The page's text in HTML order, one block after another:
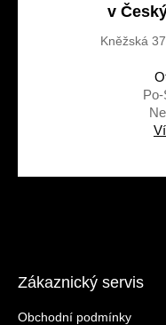
v
Kněžská
Zákaznický servis
Obchodní podmínky